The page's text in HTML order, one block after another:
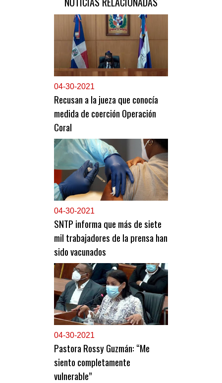
04-30-2021
Recusan a la jueza que conocía
medida de coerción Operación
Coral
04-30-2021
SNTP informa que más de siete
mil trabajadores de la prensa han
sido vacunados
04-30-2021
Pastora Rossy Guzmán: “Me
siento completamente
vulnerable”